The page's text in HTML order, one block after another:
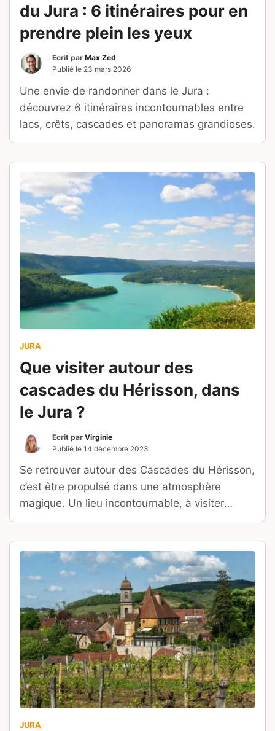
du Jura : 6 itinéraires pour en
prendre plein les yeux
Ecrit par Max Zed
Publié le 23 mars 2026
Une envie de randonner dans le Jura :
découvrez 6 itinéraires incontournables entre
lacs, crêts, cascades et panoramas grandioses.
JURA
Que visiter autour des
cascades du Hérisson, dans
le Jura ?
Ecrit par Virginie
Publié le 14 décembre 2023
Se retrouver autour des Cascades du Hérisson,
c’est être propulsé dans une atmosphère
magique. Un lieu incontournable, à visiter
absolument, pour les amoureux de la nature et
JURA